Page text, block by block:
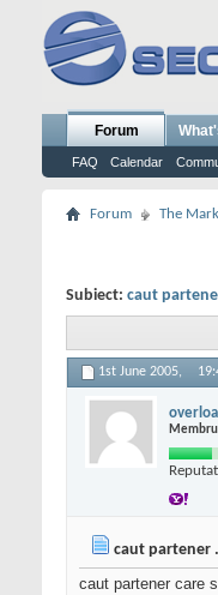
Forum
FAQ Calendar
Forum The
Subiect: caut
1st June 2005,
caut partener
caut partener care